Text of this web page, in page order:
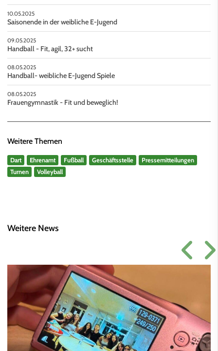
10.05.2025
Saisonende in der weibliche E-Jugend
09.05.2025
Handball - Fit, agil, 32+ sucht
08.05.2025
Handball- weibliche E-Jugend Spiele
08.05.2025
Frauengymnastik - Fit und beweglich!
Weitere Themen
Dart Ehrenamt Fußball Geschäftsstelle
Pressemitteilungen
Turnen
Volleyball
Weitere News